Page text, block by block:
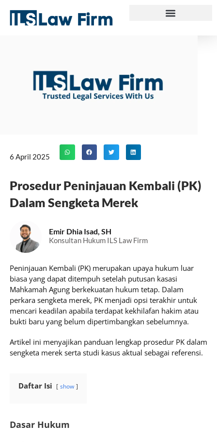
content
6 April 2025
Prosedur Peninjauan Kembali (PK)
Dalam Sengketa Merek
Emir Dhia Isad, SH
Konsultan Hukum ILS Law Firm
Peninjauan Kembali (PK) merupakan upaya hukum luar
biasa yang dapat ditempuh setelah putusan kasasi
Mahkamah Agung berkekuatan hukum tetap. Dalam
perkara sengketa merek, PK menjadi opsi terakhir untuk
mencari keadilan apabila terdapat kekhilafan hakim atau
bukti baru yang belum dipertimbangkan sebelumnya.
Artikel ini menyajikan panduan lengkap prosedur PK dalam
sengketa merek serta studi kasus aktual sebagai referensi.
Daftar Isi show
Dasar Hukum